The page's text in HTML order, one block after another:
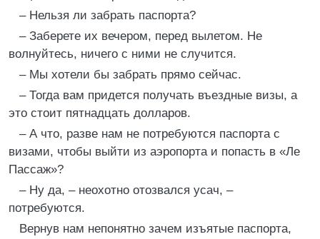
– Нельзя ли забрать паспорта?
– Заберете их вечером, перед вылетом. Не
волнуйтесь, ничего с ними не случится.
– Мы хотели бы забрать прямо сейчас.
– Тогда вам придется получать въездные визы, а
это стоит пятнадцать долларов.
– А что, разве нам не потребуются паспорта с
визами, чтобы выйти из аэропорта и попасть в «Ле
Пассаж»?
– Ну да, – неохотно отозвался усач, –
потребуются.
Вернув нам непонятно зачем изъятые паспорта,